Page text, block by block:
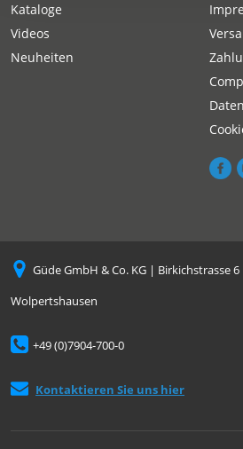
Kataloge
Videos
Neuheiten
Güde GmbH & Co. KG | Birkichstrasse
Wolpertshausen
+49 (0)7904-700-0
Kontaktieren Sie uns hier